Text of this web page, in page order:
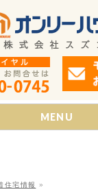
MENU
住宅情報 »